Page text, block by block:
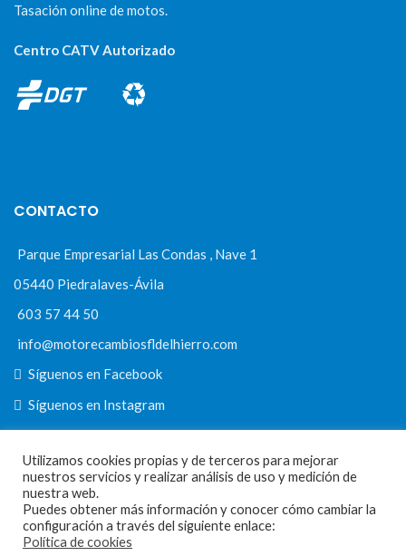
Tasación online de motos.
Centro CATV Autorizado
CONTACTO
Parque Empresarial Las Condas , Nave 1
05440 Piedralaves-Ávila
603 57 44 50
info@motorecambiosfldelhierro.com
Síguenos en Facebook
Síguenos en Instagram
NAVEGACIÓN
Inicio
Utilizamos cookies propias y de terceros para mejorar
nuestros servicios y realizar análisis de uso y medición de
nuestra web.
Puedes obtener más información y conocer cómo cambiar la
configuración a través del siguiente enlace:
Política de cookies